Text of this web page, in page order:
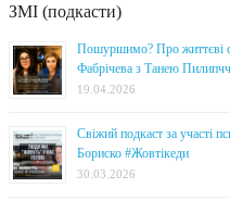
ЗМІ (подкасти)
Пошуршимо? Про життєві
Фабрічева з Танею
19.04.2026
Свіжий подкаст за участі
Бориско #Жовтікеди
30.03.2026